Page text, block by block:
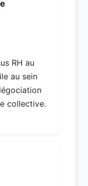
RH au
au sein
collective.